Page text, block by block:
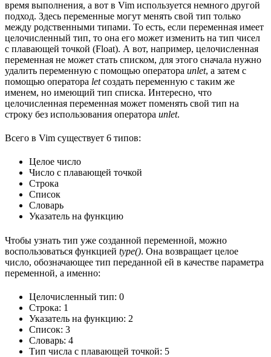
время выполнения, а вот в Vim используется немного другой
подход. Здесь переменные могут менять свой тип только
между родственными типами. То есть, если переменная имеет
целочисленный тип, то она его может изменить на тип чисел
с плавающей точкой (Float). А вот, например, целочисленная
переменная не может стать списком, для этого сначала нужно
удалить переменную с помощью оператора unlet, а затем с
помощью оператора letсоздать переменную с таким же
именем, но имеющий тип списка. Интересно, что
целочисленная переменная может поменять свой тип на
строку без использования оператора unlet.
Всего в Vim существует 6 типов:
Целое число
Число с плавающей точкой
Строка
Список
Словарь
Указатель на функцию
Чтобы узнать тип уже созданной переменной, можно
воспользоваться функцией type(). Она возвращает целое
число, обозначающее тип переданной ей в качестве параметра
переменной, а именно:
Целочисленный тип: 0
Строка: 1
Указатель на функцию: 2
Список: 3
Словарь: 4
Тип числа с плавающей точкой: 5